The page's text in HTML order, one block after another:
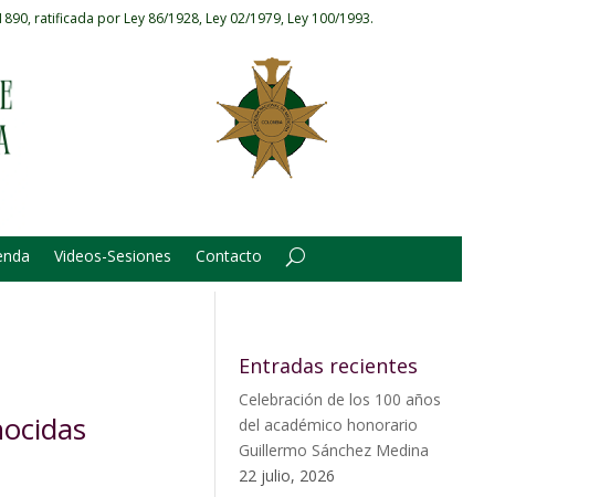
ratificada por Ley 86/1928, Ley 02/1979, Ley 100/1993.
Videos-Sesiones Contacto
Entradas recientes
Celebración de los 100 años
del académico honorario
Guillermo Sánchez Medina
22 julio, 2026